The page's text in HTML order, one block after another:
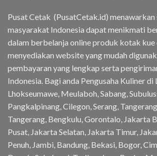
Pusat Cetak (PusatCetak.id) menawarkan
masyarakat Indonesia dapat menikmati
dalam berbelanja online produk kotak kue
menyediakan website yang mudah
pembayaran yang lengkap serta
Indonesia. Bagi anda Pengusaha Kuliner di
Lhokseumawe, Meulaboh, Sabang,
Pangkalpinang, Cilegon, Serang, Tangerang
Tangerang, Bengkulu, Gorontalo, Jakarta
Pusat, Jakarta Selatan, Jakarta Timur,
Penuh, Jambi, Bandung, Bekasi, Bogor,